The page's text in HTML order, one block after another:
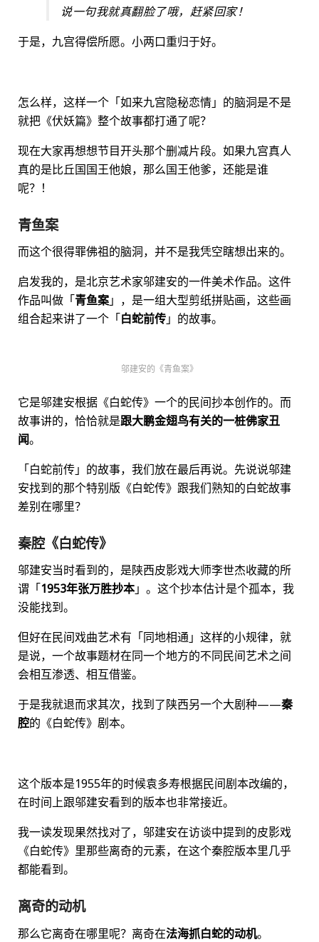
说一句我就真翻脸了哦，赶紧回家！
于是，九宫得偿所愿。小两口重归于好。
怎么样，这样一个「如来九宫隐秘恋情」的脑洞是不是
就把《伏妖篇》整个故事都打通了呢？
现在大家再想想节目开头那个删减片段。如果九宫真人
真的是比丘国国王他娘，那么国王他爹，还能是谁
呢？！
青鱼案
而这个很得罪佛祖的脑洞，并不是我凭空瞎想出来的。
启发我的，是北京艺术家邬建安的一件美术作品。这件
作品叫做「青鱼案」，是一组大型剪纸拼贴画，这些画
组合起来讲了一个「白蛇前传」的故事。
邬建安的《青鱼案》
它是邬建安根据《白蛇传》一个的民间抄本创作的。而
故事讲的，恰恰就是跟大鹏金翅鸟有关的一桩佛家丑
闻。
「白蛇前传」的故事，我们放在最后再说。先说说邬建
安找到的那个特别版《白蛇传》跟我们熟知的白蛇故事
差别在哪里？
秦腔《白蛇传》
邬建安当时看到的，是陕西皮影戏大师李世杰收藏的所
谓「1953年张万胜抄本」。这个抄本估计是个孤本，我
没能找到。
但好在民间戏曲艺术有「同地相通」这样的小规律，就
是说，一个故事题材在同一个地方的不同民间艺术之间
会相互渗透、相互借鉴。
于是我就退而求其次，找到了陕西另一个大剧种——秦
腔的《白蛇传》剧本。
这个版本是1955年的时候袁多寿根据民间剧本改编的，
在时间上跟邬建安看到的版本也非常接近。
我一读发现果然找对了，邬建安在访谈中提到的皮影戏
《白蛇传》里那些离奇的元素，在这个秦腔版本里几乎
都能看到。
离奇的动机
那么它离奇在哪里呢？离奇在法海抓白蛇的动机。